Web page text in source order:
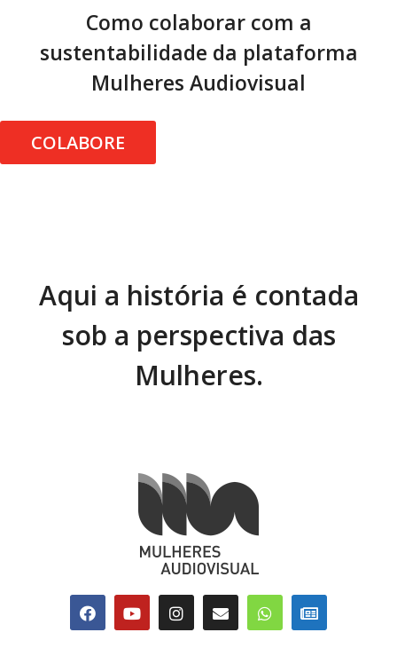
Como colaborar com a
sustentabilidade da plataforma
Mulheres Audiovisual
COLABORE
Aqui a história é contada
sob a perspectiva das
Mulheres.